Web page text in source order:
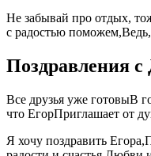
Не забывай про отдых,
с радостью
Поздравления
Все друзья уже готовыВ
что ЕгорПриглашает от
Я хочу поздравить